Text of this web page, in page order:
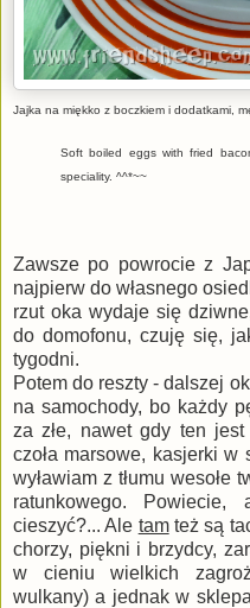
Jajka na miękko z boczkiem i dodatkami,
Soft boiled eggs with fried
speciality. ^^*~~
Zawsze po powrocie z
najpierw do własnego
rzut oka wydaje się
do domofonu, czuję się,
tygodni.
Potem do reszty - dalszej
na samochody, bo każdy
za złe, nawet gdy ten
czoła marsowe, kasjerki w
wyławiam z tłumu wesołe
ratunkowego.
cieszyć?... Ale tamteż są
chorzy, piękni i brzydcy,
w cieniu wielkich
wulkany) a jednak w